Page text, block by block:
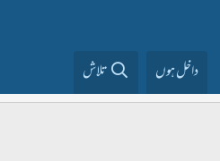
داخل ہوں تلاش